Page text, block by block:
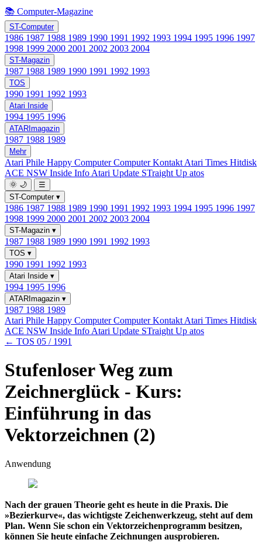
📚 Computer-Magazine
ST-Computer
1986 1987 1988 1989 1990 1991 1992 1993 1994 1995 1996 1997
1998 1999 2000 2001 2002 2003 2004
ST-Magazin
1987 1988 1989 1990 1991 1992 1993
TOS
1990 1991 1992 1993
Atari Inside
1994 1995 1996
ATARImagazin
1987 1988 1989
Mehr
Atari Phile Happy ComputerComputer Kontakt Atari Times Hitdisk
ACE NSW Inside Info Atari Update STraight Up atos
🌞 🌙
☰
ST-Computer ▾
1986 1987 1988 1989 1990 1991 1992 1993 1994 1995 1996 1997
1998 1999 2000 2001 2002 2003 2004
ST-Magazin ▾
1987 1988 1989 1990 1991 1992 1993
TOS ▾
1990 1991 1992 1993
Atari Inside ▾
1994 1995 1996
ATARImagazin ▾
1987 1988 1989
Atari Phile Happy ComputerComputer Kontakt Atari Times Hitdisk
ACE NSW Inside Info Atari Update STraight Up atos
← TOS 05 / 1991
Stufenloser Weg zum
Zeichnerglück - Kurs:
Einführung in das
Vektorzeichnen (2)
Anwendung
Nach der grauen Theorie geht es heute in die Praxis. Die
»Bezierkurve«, das wichtigste Zeichenwerkzeug, steht auf dem
Plan. Wenn Sie schon ein Vektorzeichenprogramm besitzen,
können Sie heute einfache Zeichnungen ausprobieren.